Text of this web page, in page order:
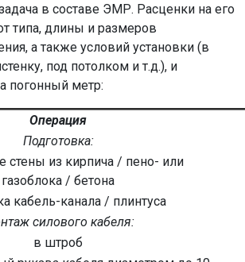
в составе ЭМР. Расценки на его
типа, длины и размеров
а также условий установки (в
под потолком и т.д.), и
погонный метр:
Операция
Подготовка:
стены из кирпича / пено- или
газоблока / бетона
кабель-канала / плинтуса
силового кабеля:
в штроб